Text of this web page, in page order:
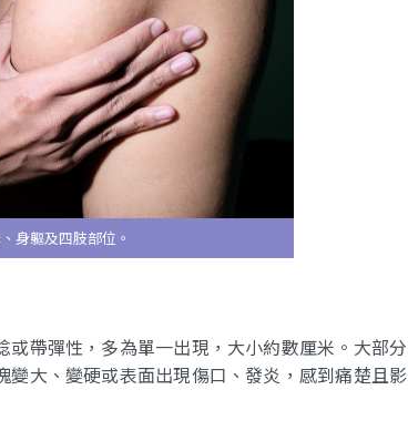
身軀及四肢部位。
帶彈性，多為單一出現，大小約數厘米。大部分
大、變硬或表面出現傷口、發炎，感到痛楚且影